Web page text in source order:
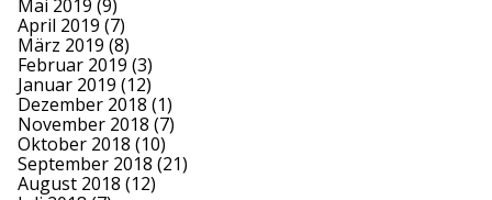
Mai 2019 (9)
April 2019 (7)
März 2019 (8)
Februar 2019 (3)
Januar 2019 (12)
Dezember 2018 (1)
November 2018 (7)
Oktober 2018 (10)
September 2018 (21)
August 2018 (12)